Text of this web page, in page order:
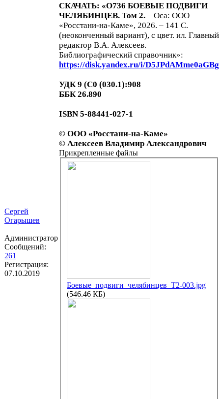
Сергей
Огарышев
Администратор
Сообщений:
261
Регистрация:
07.10.2019
СКАЧАТЬ: «О736 БОЕВЫЕ ПОДВИГИ
ЧЕЛЯБИНЦЕВ. Том 2. – Оса: ООО
«Росстани-на-Каме», 2026. – 141 С.
(неоконченный вариант), с цвет. ил. Главный
редактор В.А. Алексеев.
Библиографический справочник»:
https://disk.yandex.ru/i/D5JPdAMme0aGBg
УДК 9 (С0 (030.1):908
ББК 26.890
ISBN 5-88441-027-1
© ООО «Росстани-на-Каме»
© Алексеев Владимир Александрович
Прикрепленные файлы
Боевые_подвиги_челябинцев_Т2-003.jpg
(546.46 КБ)